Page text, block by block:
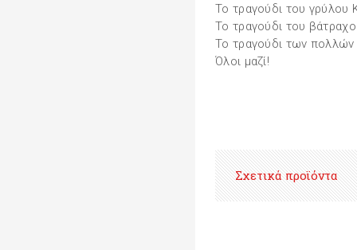
Το τραγούδι του γρύλου
Το τραγούδι του
Το τραγούδι των
Όλοι μαζί!
Σχετικά προϊόντα